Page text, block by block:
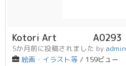
Kotori Art A0293
5か月前に投稿されました by admin
絵画・イラスト等 / 159ビュー